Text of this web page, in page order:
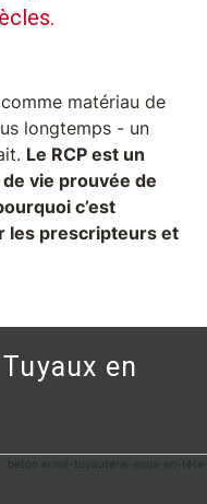
matériau de
longtemps - un
Le RCP est un
vie prouvée de
c’est
les prescripteurs et
en